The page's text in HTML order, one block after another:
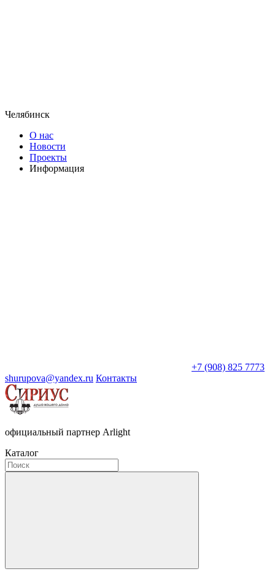
Челябинск
О нас
Новости
Проекты
Информация
+7 (908) 825 7773
shurupova@yandex.ru Контакты
официальный партнер Arlight
Каталог